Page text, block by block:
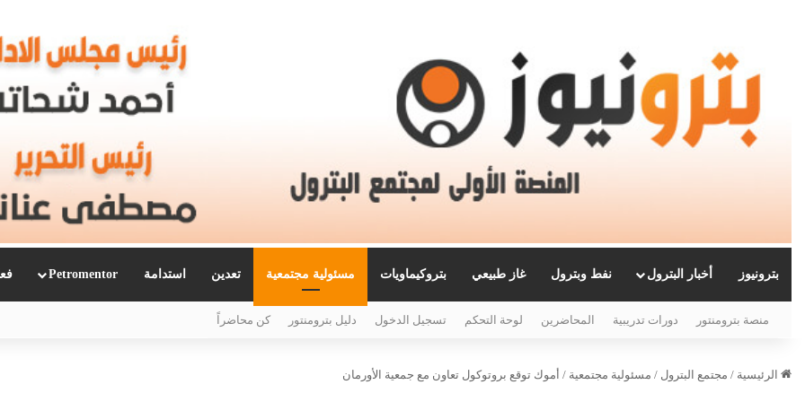
بترونيوز أخبار البترول نفط وبترول غاز طبيعي بتروكيماويات مسئولية مجتمعية تعدين استدامة Petromentor
منصة بترومنتور دورات تدريبية المحاضرين لوحة التحكم تسجيل الدخول دليل بترومنتور كن محاضراً
الرئيسية / مجتمع البترول / مسئولية مجتمعية / أموك توقع بروتوكول تعاون مع جمعية الأورمان